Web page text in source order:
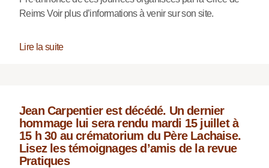
Reims Voir plus d’informations à venir sur son site.
Lire la suite
Jean Carpentier est décédé. Un dernier
hommage lui sera rendu mardi 15 juillet à
15 h 30 au crématorium du Père Lachaise.
Lisez les témoignages d’amis de la revue
Pratiques